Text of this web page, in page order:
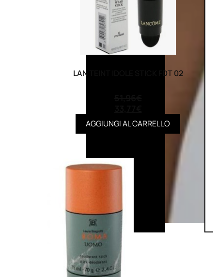
LAN TEINT IDOLE STICK FDT 02
AGGIUNGI AL CARRELLO